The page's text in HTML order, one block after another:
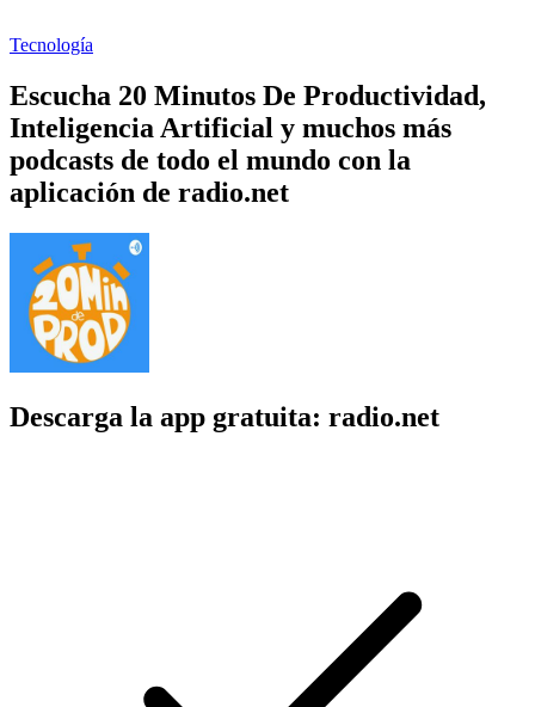
Tecnología
Escucha 20 Minutos De Productividad,
Inteligencia Artificial y muchos más
podcasts de todo el mundo con la
aplicación de radio.net
Descarga la app gratuita: radio.net